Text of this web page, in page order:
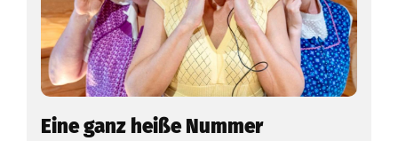
Eine ganz heiße Nummer